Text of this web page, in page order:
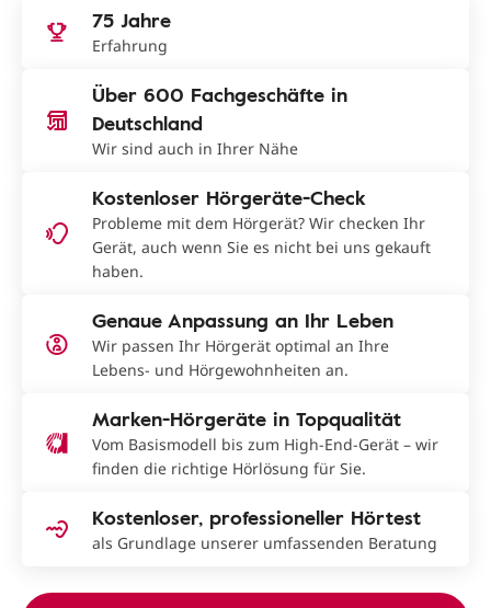
75 Jahre
Erfahrung
Über 600 Fachgeschäfte in
Deutschland
Wir sind auch in Ihrer Nähe
Kostenloser Hörgeräte-Check
Probleme mit dem Hörgerät? Wir checken Ihr
Gerät, auch wenn Sie es nicht bei uns gekauft
haben.
Genaue Anpassung an Ihr Leben
Wir passen Ihr Hörgerät optimal an Ihre
Lebens- und Hörgewohnheiten an.
Marken-Hörgeräte in Topqualität
Vom Basismodell bis zum High-End-Gerät – wir
finden die richtige Hörlösung für Sie.
Kostenloser, professioneller Hörtest
als Grundlage unserer umfassenden Beratung